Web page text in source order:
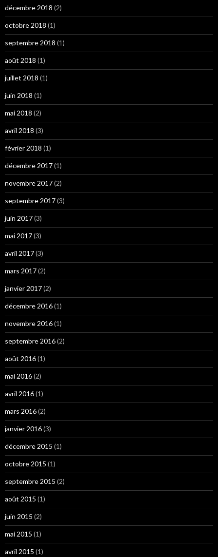
décembre 2018 (2)
octobre 2018 (1)
septembre 2018 (1)
août 2018 (1)
juillet 2018 (1)
juin 2018 (1)
mai 2018 (2)
avril 2018 (3)
février 2018 (1)
décembre 2017(1)
novembre 2017(2)
septembre 2017(3)
juin 2017(3)
mai 2017(3)
avril 2017(3)
mars 2017(2)
janvier 2017(2)
décembre 2016(1)
novembre 2016(1)
septembre 2016(2)
août 2016(1)
mai 2016(2)
avril 2016(1)
mars 2016(2)
janvier 2016(3)
décembre 2015 (1)
octobre 2015 (1)
septembre 2015 (2)
août 2015 (1)
juin 2015 (2)
mai 2015 (1)
avril 2015 (1)